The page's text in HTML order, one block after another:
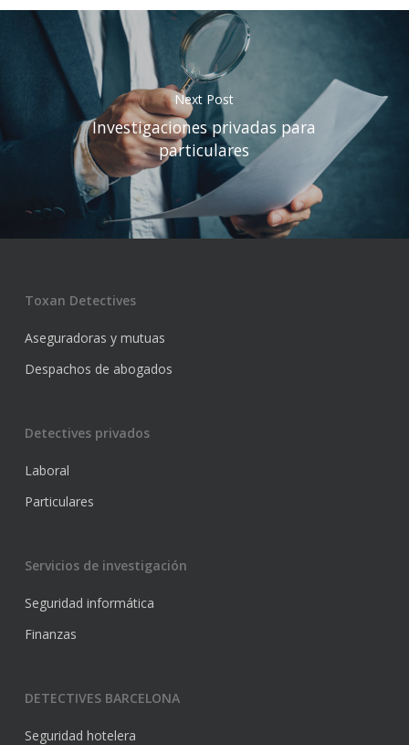
Next Post
Investigaciones privadas para
particulares
Toxan Detectives
Aseguradoras y mutuas
Despachos de abogados
Detectives privados
Laboral
Particulares
Servicios de investigación
Seguridad informática
Finanzas
DETECTIVES BARCELONA
Seguridad hotelera